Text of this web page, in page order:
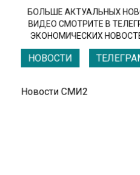
БОЛЬШЕ АКТУАЛЬНЫХ
ВИДЕО СМОТРИТЕ В
ЭКОНОМИЧЕСКИХ
НОВОСТИ
Новости СМИ2